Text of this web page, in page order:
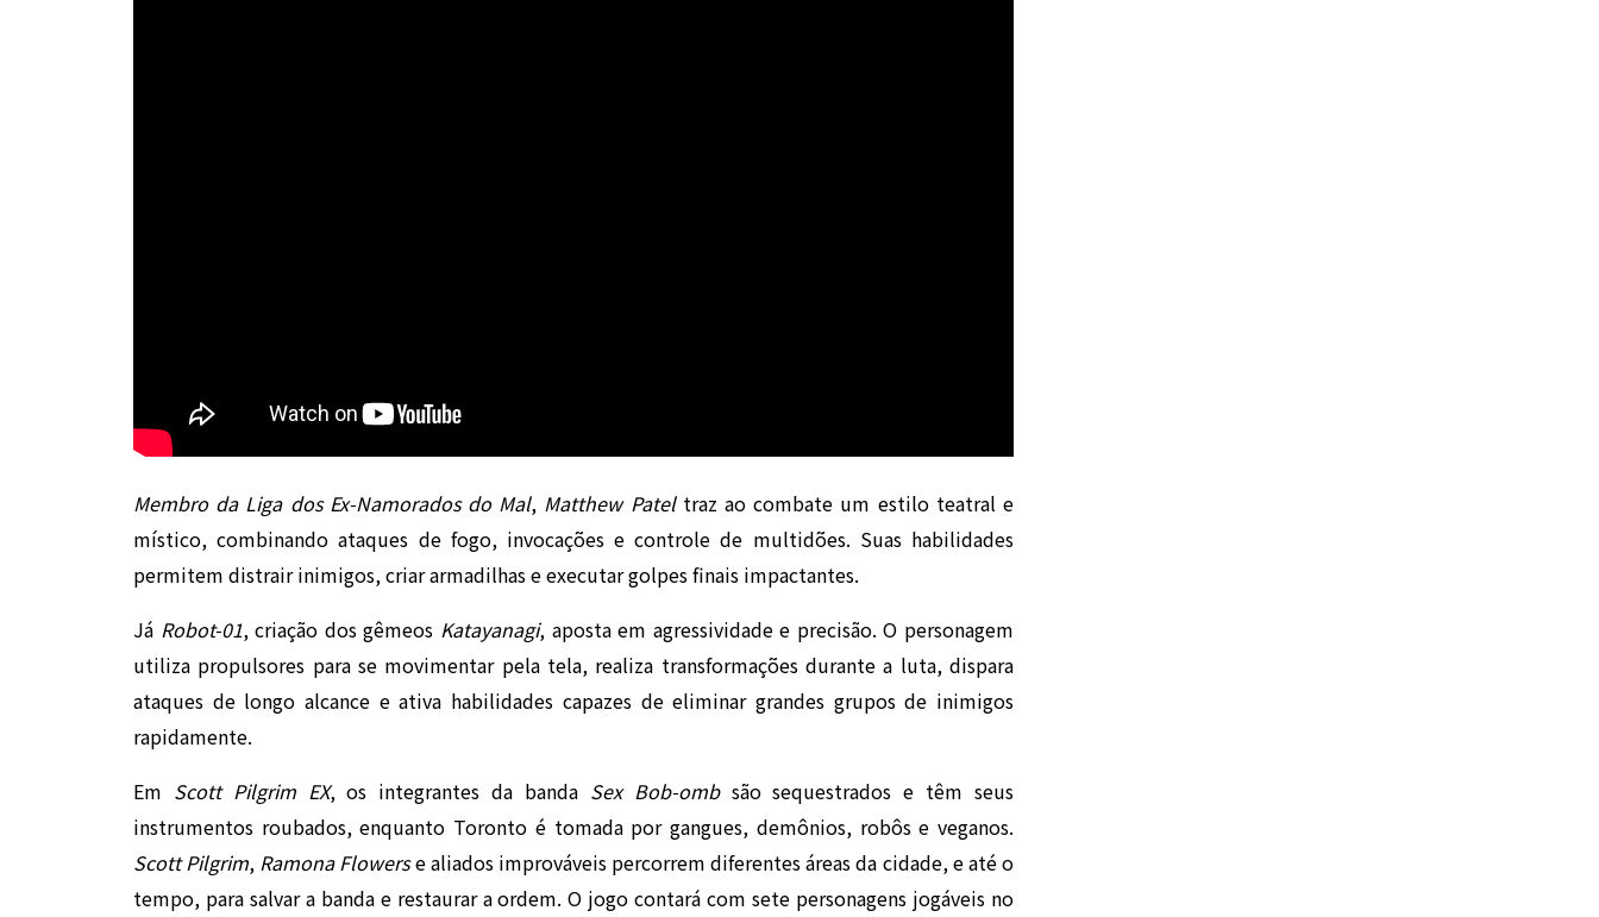
Membro da Liga dos Ex-Namorados do Mal, Matthew Pateltraz ao combate um estilo teatral e
místico, combinando ataques de fogo, invocações e controle de multidões. Suas habilidades
permitem distrair inimigos, criar armadilhas e executar golpes finais impactantes.
Já Robot-01, criação dos gêmeos Katayanagi, aposta em agressividade e precisão. O personagem
utiliza propulsores para se movimentar pela tela, realiza transformações durante a luta, dispara
ataques de longo alcance e ativa habilidades capazes de eliminar grandes grupos de inimigos
rapidamente.
Em Scott Pilgrim EX, os integrantes da banda Sex Bob-ombsão sequestrados e têm seus
instrumentos roubados, enquanto Toronto é tomada por gangues, demônios, robôs e veganos.
Scott Pilgrim, Ramona Flowerse aliados improváveis percorrem diferentes áreas da cidade, e até o
tempo, para salvar a banda e restaurar a ordem. O jogo contará com sete personagens jogáveis no